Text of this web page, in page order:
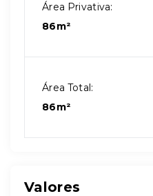
Área Privativa:
86m²
Área Total:
86m²
Valores